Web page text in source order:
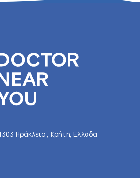
Ηράκλειο , Κρήτη, Ελλάδα